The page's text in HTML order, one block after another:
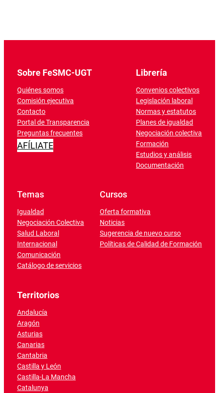
Sobre FeSMC-UGT
Quiénes somos
Comisión ejecutiva
Contacto
Portal de Transparencia
Preguntas frecuentes
AFÍLIATE
Librería
Convenios colectivos
Legislación laboral
Normas y estatutos
Planes de igualdad
Negociación colectiva
Formación
Estudios y análisis
Documentación
Temas
Igualdad
Negociación Colectiva
Salud Laboral
Internacional
Comunicación
Catálogo de servicios
Cursos
Oferta formativa
Noticias
Sugerencia de nuevo curso
Políticas de Calidad de Formación
Territorios
Andalucía
Aragón
Asturias
Canarias
Cantabria
Castilla y León
Castilla-La Mancha
Catalunya